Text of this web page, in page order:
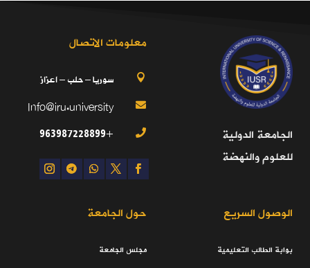
الجامعة الدولية
للعلوم والنهضة
معلومات الاتصال
 سوريا – حلب – اعزاز

Info@iru.university

+963987228899
الوصول السريع
بوابة الطالب التعليمية
حول الجامعة
مجلس الجامعة